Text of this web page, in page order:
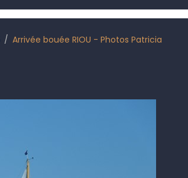
Arrivée bouée RIOU - Photos Patricia